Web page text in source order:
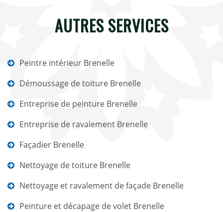
AUTRES SERVICES
Peintre intérieur Brenelle
Démoussage de toiture Brenelle
Entreprise de peinture Brenelle
Entreprise de ravalement Brenelle
Façadier Brenelle
Nettoyage de toiture Brenelle
Nettoyage et ravalement de façade Brenelle
Peinture et décapage de volet Brenelle